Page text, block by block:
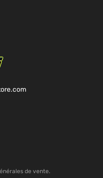
de vente.